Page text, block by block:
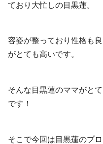
ており大忙しの目黒蓮。
容姿が整っており性格も
がとても高いです。
そんな目黒蓮のママがと
です！
そこで今回は目黒蓮のプ